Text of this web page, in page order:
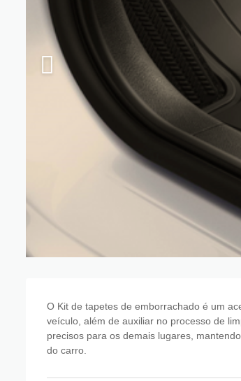
O Kit de tapetes de emborrachado é um
veículo, além de auxiliar no processo de
precisos para os demais lugares,
do carro.